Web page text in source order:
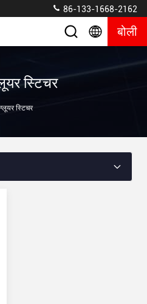
86-133-1668-2162
बोली
स्टिचर
स्टिचर